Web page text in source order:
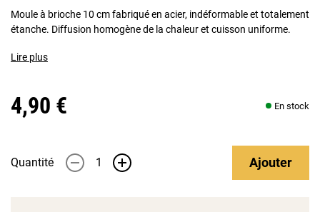
Moule à brioche 10 cm fabriqué en acier, indéformable et totalement
étanche. Diffusion homogène de la chaleur et cuisson uniforme.
Lire plus
4,90 € En stock
Quantité - + Ajouter